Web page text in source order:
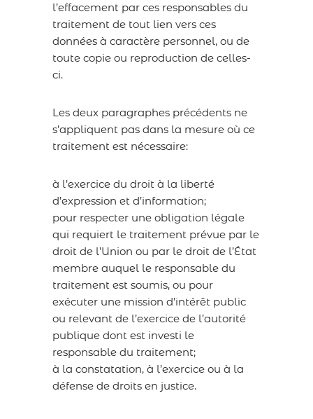
l’effacement par ces responsables du
traitement de tout lien vers ces
données à caractère personnel, ou de
toute copie ou reproduction de celles-
ci.
Les deux paragraphes précédents ne
s’appliquent pas dans la mesure où ce
traitement est nécessaire:
à l’exercice du droit à la liberté
d’expression et d’information;
pour respecter une obligation légale
qui requiert le traitement prévue par le
droit de l’Union ou par le droit de l’État
membre auquel le responsable du
traitement est soumis, ou pour
exécuter une mission d’intérêt public
ou relevant de l’exercice de l’autorité
publique dont est investi le
responsable du traitement;
à la constatation, à l’exercice ou à la
défense de droits en justice.